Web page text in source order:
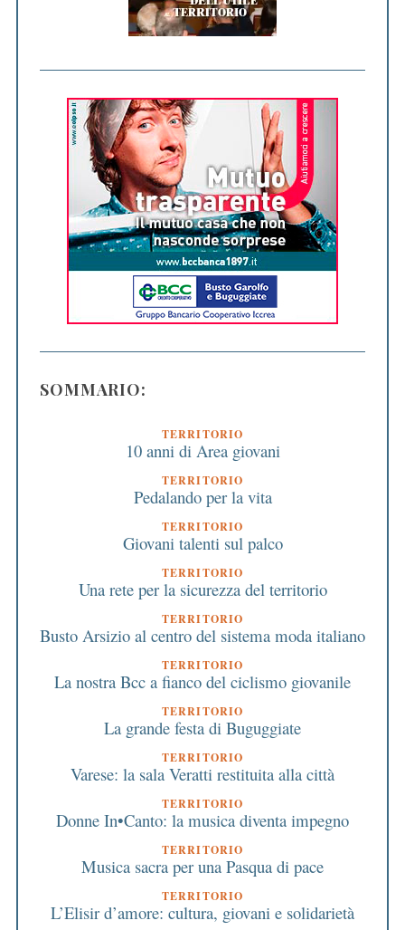
SOMMARIO:
TERRITORIO
10 anni di Area giovani
TERRITORIO
Pedalando per la vita
TERRITORIO
Giovani talenti sul palco
TERRITORIO
Una rete per la sicurezza del territorio
TERRITORIO
Busto Arsizio al centro del sistema moda italiano
TERRITORIO
La nostra Bcc a fianco del ciclismo giovanile
TERRITORIO
La grande festa di Buguggiate
TERRITORIO
Varese: la sala Veratti restituita alla città
TERRITORIO
Donne In•Canto: la musica diventa impegno
TERRITORIO
Musica sacra per una Pasqua di pace
TERRITORIO
L’Elisir d’amore: cultura, giovani e solidarietà